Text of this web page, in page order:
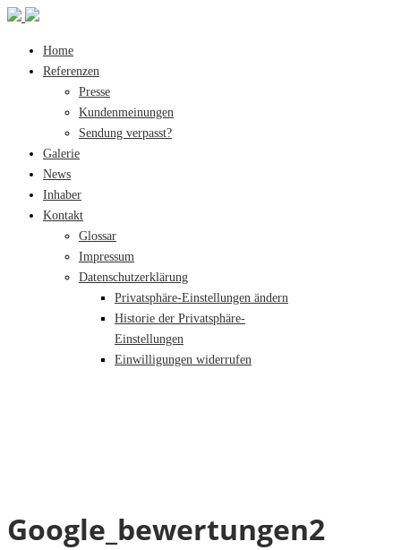
Home
Referenzen
Presse
Kundenmeinungen
Sendung verpasst?
Galerie
News
Inhaber
Kontakt
Glossar
Impressum
Datenschutzerklärung
Privatsphäre-Einstellungen ändern
Historie der Privatsphäre-
Einstellungen
Einwilligungen widerrufen
Google_bewertungen2